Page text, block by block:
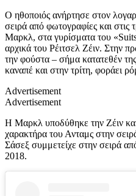
Ο ηθοποιός ανήρτησε στον
σειρά από φωτογραφίες και στις
Μαρκλ, στα γυρίσματα του
αρχικά του Ρέιτσελ Ζέιν. Στην
την φούστα – σήμα κατατεθέν
καναπέ και στην τρίτη, φοράει
Advertisement
Advertisement
Η Μαρκλ υποδύθηκε την Ζέιν
χαρακτήρα του Ανταμς στην
Σάσεξ συμμετείχε στην σειρά
2018.